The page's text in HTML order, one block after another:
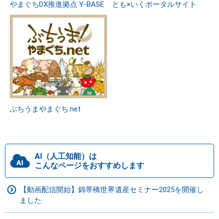
やまぐちDX推進拠点 Y-BASE とも×いくポータルサイト
ぶちうまやまぐち.net
AI（人工知能）は
こんなページをおすすめします
【動画配信開始】錦帯橋世界遺産セミナー2025を開催し
ました